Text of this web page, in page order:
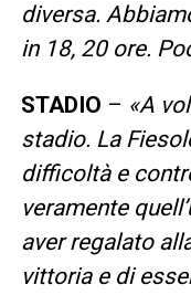
diversa.
in 18, 20 ore.
STADIO – «A
stadio. La
difficoltà e
veramente
aver regalato
vittoria e di